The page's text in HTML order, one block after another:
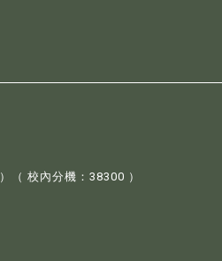
）（ 校內分機：38300 ）